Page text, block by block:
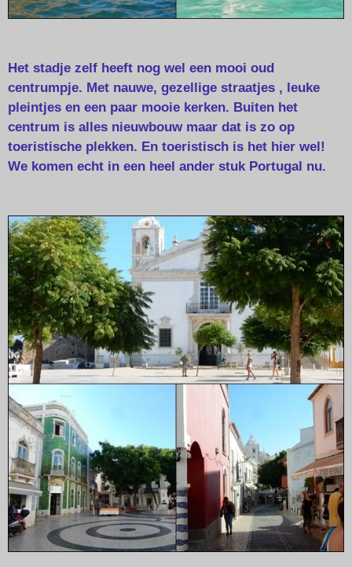
Het stadje zelf heeft nog wel een mooi oud
centrumpje. Met nauwe, gezellige straatjes , leuke
pleintjes en een paar mooie kerken. Buiten het
centrum is alles nieuwbouw maar dat is zo op
toeristische plekken. En toeristisch is het hier wel!
We komen echt in een heel ander stuk Portugal nu.